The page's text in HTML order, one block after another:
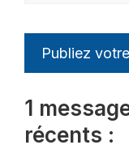
1
récents :